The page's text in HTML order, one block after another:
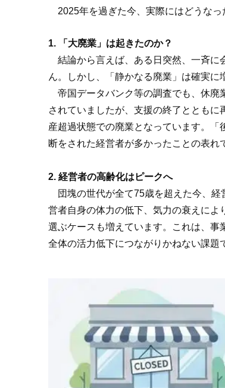
2025年を過ぎた今、実際にはどうなっ
1. 「大廃業」は起きたのか？
結論から言えば、ある日突然、一斉に
ん。しかし、「静かなる廃業」は確実に
帝国データバンク等の調査でも、休廃
されていましたが、支援の終了ととも
産超過状態での廃業となっています。「
断をされた経営者が多かったことの表れ
2. 経営者の高齢化はピークへ
団塊の世代が全て75歳を超えた今、経
営者自身の体力の低下、気力の衰えに
選ぶケースも増えています。これは、
全体の活力低下につながりかねない課題